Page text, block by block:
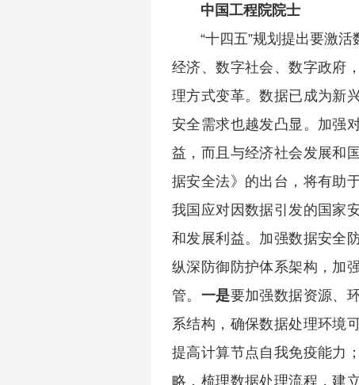
中国工程院院士
“十四五”规划提出要激
经济、数字社会、数字政府
理方式变革。数据已成为新
安全需求也越发凸显。加强
益，而且与经济社会发展和
据安全法》的出台，将有助
我国应对因数据引发的国家
和发展利益。加强数据安全
纵深防御防护体系架构，加
管。 一是要加强数据资源、
系结构，确保数据处理环境
提高计算节点自我免疫能力；
略，梳理数据处理流程，建